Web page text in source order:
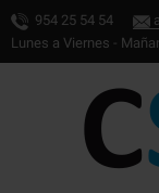
954 25 54 54
Lunes a Viernes -